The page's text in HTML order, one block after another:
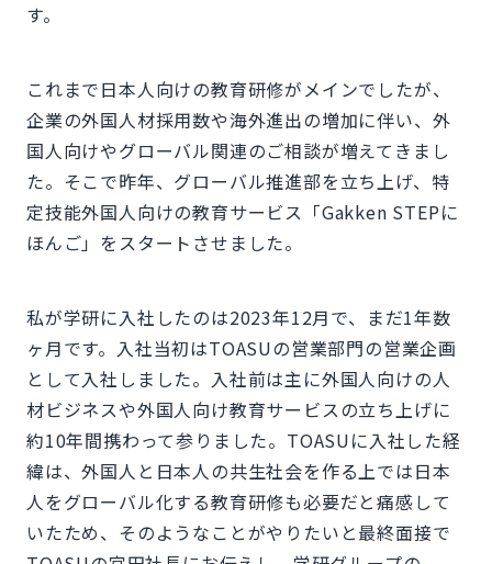
す。
これまで日本人向けの教育研修がメインでしたが、
企業の外国人材採用数や海外進出の増加に伴い、外
国人向けやグローバル関連のご相談が増えてきまし
た。そこで昨年、グローバル推進部を立ち上げ、特
定技能外国人向けの教育サービス「Gakken STEPに
ほんご」をスタートさせました。
私が学研に入社したのは2023年12月で、まだ1年数
ヶ月です。入社当初はTOASUの営業部門の営業企画
として入社しました。入社前は主に外国人向けの人
材ビジネスや外国人向け教育サービスの立ち上げに
約10年間携わって参りました。TOASUに入社した経
緯は、外国人と日本人の共生社会を作る上では日本
人をグローバル化する教育研修も必要だと痛感して
いたため、そのようなことがやりたいと最終面接で